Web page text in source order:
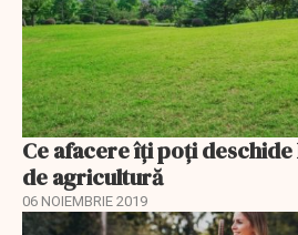
Ce afacere îți poți
de agricultură
06 NOIEMBRIE 2019